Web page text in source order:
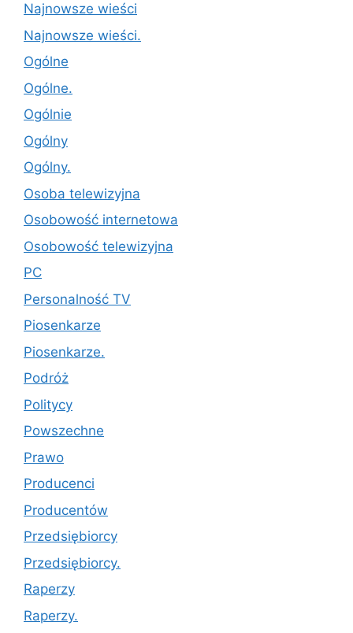
Najnowsze wieści
Najnowsze wieści.
Ogólne
Ogólne.
Ogólnie
Ogólny
Ogólny.
Osoba telewizyjna
Osobowość internetowa
Osobowość telewizyjna
PC
Personalność TV
Piosenkarze
Piosenkarze.
Podróż
Politycy
Powszechne
Prawo
Producenci
Producentów
Przedsiębiorcy
Przedsiębiorcy.
Raperzy
Raperzy.